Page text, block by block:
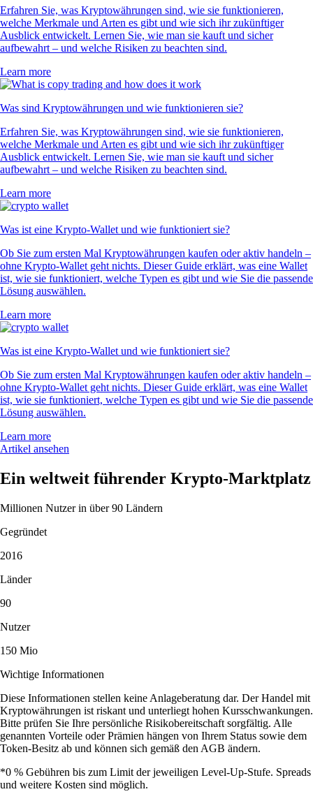
Erfahren Sie, was Kryptowährungen sind, wie sie funktionieren,
welche Merkmale und Arten es gibt und wie sich ihr zukünftiger
Ausblick entwickelt. Lernen Sie, wie man sie kauft und sicher
aufbewahrt – und welche Risiken zu beachten sind.
Learn more
Was sind Kryptowährungen und wie funktionieren sie?
Erfahren Sie, was Kryptowährungen sind, wie sie funktionieren,
welche Merkmale und Arten es gibt und wie sich ihr zukünftiger
Ausblick entwickelt. Lernen Sie, wie man sie kauft und sicher
aufbewahrt – und welche Risiken zu beachten sind.
Learn more
Was ist eine Krypto-Wallet und wie funktioniert sie?
Ob Sie zum ersten Mal Kryptowährungen kaufen oder aktiv handeln –
ohne Krypto-Wallet geht nichts. Dieser Guide erklärt, was eine Wallet
ist, wie sie funktioniert, welche Typen es gibt und wie Sie die passende
Lösung auswählen.
Learn more
Was ist eine Krypto-Wallet und wie funktioniert sie?
Ob Sie zum ersten Mal Kryptowährungen kaufen oder aktiv handeln –
ohne Krypto-Wallet geht nichts. Dieser Guide erklärt, was eine Wallet
ist, wie sie funktioniert, welche Typen es gibt und wie Sie die passende
Lösung auswählen.
Learn more
Artikel ansehen
Ein weltweit führender Krypto-Marktplatz
Millionen Nutzer in über 90 Ländern
Gegründet
2016
Länder
90
Nutzer
150 Mio
Wichtige Informationen
Diese Informationen stellen keine Anlageberatung dar. Der Handel mit
Kryptowährungen ist riskant und unterliegt hohen Kursschwankungen.
Bitte prüfen Sie Ihre persönliche Risikobereitschaft sorgfältig. Alle
genannten Vorteile oder Prämien hängen von Ihrem Status sowie dem
Token-Besitz ab und können sich gemäß den AGB ändern.
*0 % Gebühren bis zum Limit der jeweiligen Level-Up-Stufe. Spreads
und weitere Kosten sind möglich.